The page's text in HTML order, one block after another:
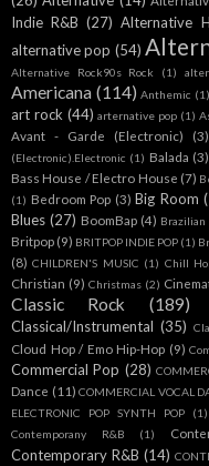
Indie R&B (27) Alternative
alternative pop (54)
Alternative Rock90s Rock
(1)
Americana (114) Anthemic (1)
art rock (44) arternative pop (1)
Avant - Garde (Electronic)
(3)
(Electronic).Electronic (1) Balada (3)
Bass House / Electro House (7)
(1) Bedroom Pop (3) Big Room
Blues (27) BoomBap (4) Brazilian
Britpop (9) BRITPOP INDIE POP (1)
(8) CHILDREN'S MUSIC (1) Chill
Christian (9) Christmas (2)
Classic Rock (189)
Classical/Instrumental (35)
Cloud Hop / Emo Hip-Hop (9)
Commercial Pop (28)
Dance (11) COMMERCIAL VOCAL
ELECTRONIC POP SYNTH POP
(1)
Contemporany R&B (1)
Contemporary R&B (14)